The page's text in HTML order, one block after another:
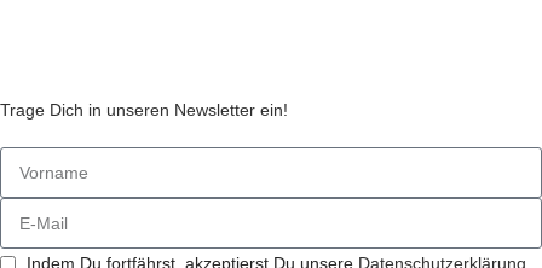
Trage Dich in unseren Newsletter ein!
Indem Du fortfährst, akzeptierst Du unsere Datenschutzerklärung